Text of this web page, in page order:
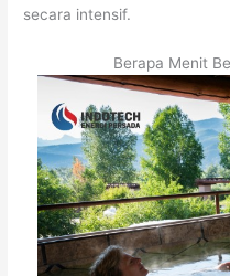
secara intensif.
Berapa Menit